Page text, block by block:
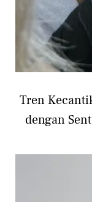
Tren
dengan